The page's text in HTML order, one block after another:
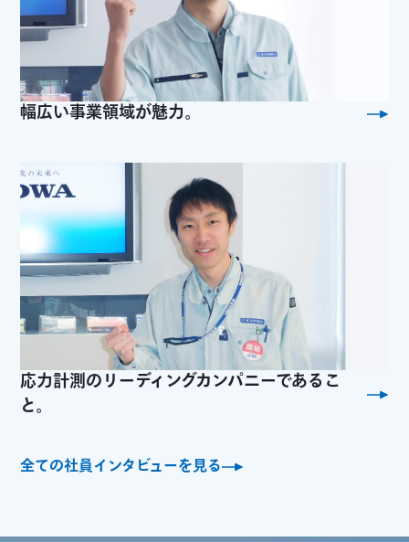
幅広い事業領域が魅力。
応力計測のリーディングカンパニーであるこ
と。
全ての社員インタビューを見る